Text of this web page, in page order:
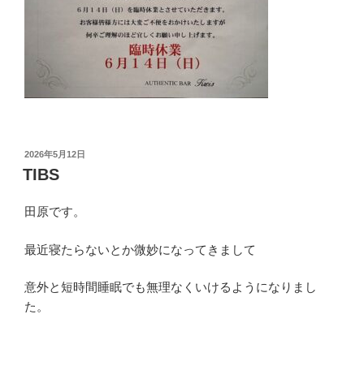
投
稿
日:
2026年5月12日
TIBS
田原です。
最近寝たらないとか微妙になってきまして
意外と短時間睡眠でも無理なくいけるようになりまし
た。